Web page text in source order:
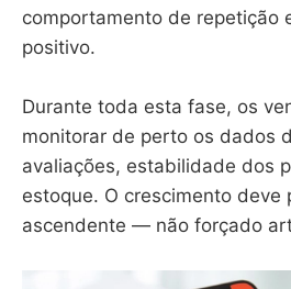
comportamento de repetição
positivo.
Durante toda esta fase, os
monitorar de perto os dados
avaliações, estabilidade dos
estoque. O crescimento deve
ascendente — não forçado